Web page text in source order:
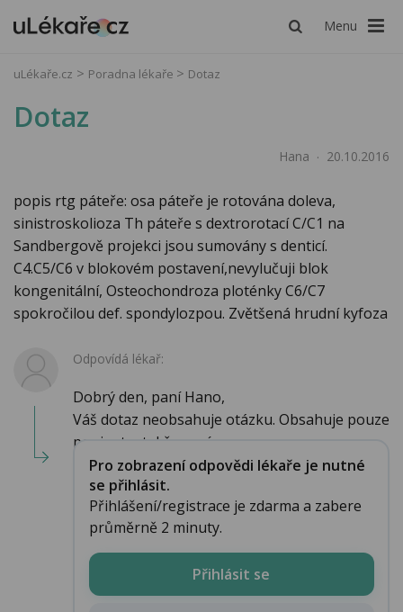
Menu
uLékaře.cz Poradna lékaře Dotaz
Dotaz
Hana 20.10.2016
popis rtg páteře: osa páteře je rotována doleva,
sinistroskolioza Th páteře s dextrorotací C/C1 na
Sandbergově projekci jsou sumovány s denticí.
C4.C5/C6 v blokovém postavení,nevylučuji blok
kongenitální, Osteochondroza ploténky C6/C7
spokročilou def. spondylozpou. Zvětšená hrudní kyfoza
Odpovídá lékař:
Dobrý den, paní Hano,
Váš dotaz neobsahuje otázku. Obsahuje pouze
popis rtg, takže nevím, na...
Pro zobrazení odpovědi lékaře je nutné
se přihlásit.
Přihlášení/registrace je zdarma a zabere
průměrně 2 minuty.
Přihlásit se